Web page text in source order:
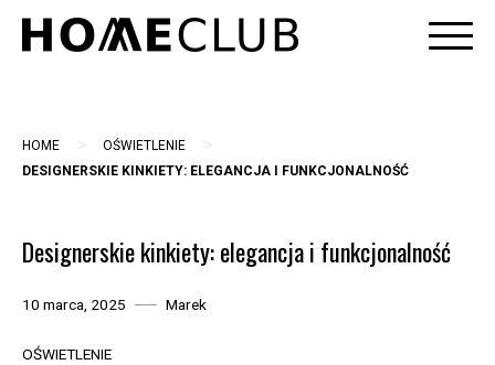
Skip
HOME > OŚWIETLENIE >
DESIGNERSKIE KINKIETY: ELEGANCJA I FUNKCJONALNOŚĆ
Designerskie kinkiety: elegancja i funkcjonalność
10 marca, 2025 Marek
OŚWIETLENIE